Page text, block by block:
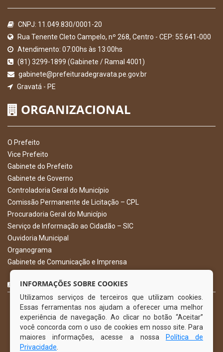
CNPJ: 11.049.830/0001-20
Rua Tenente Cleto Campelo, nº 268, Centro - CEP: 55.641-000
Atendimento: 07:00hs às 13:00hs
(81) 3299-1899 (Gabinete / Ramal 4001)
gabinete@prefeituradegravata.pe.gov.br
Gravatá - PE
ORGANIZACIONAL
O Prefeito
Vice Prefeito
Gabinete do Prefeito
Gabinete de Governo
Controladoria Geral do Município
Comissão Permanente de Licitação – CPL
Procuradoria Geral do Município
Serviço de Informação ao Cidadão – SIC
Ouvidoria Municipal
Organograma
Gabinete de Comunicação e Imprensa
CURTA NOSSA FAN PAGE
INFORMAÇÕES SOBRE COOKIES
Utilizamos serviços de terceiros que utilizam cookies.
Essas ferramentas nos ajudam a oferecer uma melhor
experiência de navegação. Ao clicar no botão “Aceitar”
você concorda com o uso de cookies em nosso site. Para
maiores informações, acesse a nossa
Política de
Privacidade